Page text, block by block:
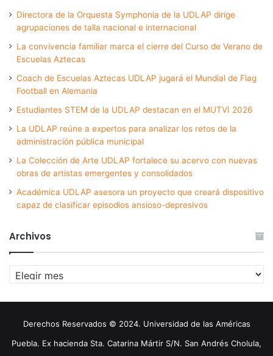
Directora de la Orquesta Symphonia de la UDLAP dirige
agrupaciones de talla nacional e internacional
La convivencia familiar marca el cierre del Curso de Verano de
Escuelas Aztecas
Coach de Escuelas Aztecas UDLAP jugará el Mundial de Flag
Football en Alemania
Estudiantes STEM de la UDLAP destacan en el MUTVI 2026
La UDLAP reúne a expertos para analizar los retos de la
administración pública municipal
La Colección de Arte UDLAP fortalece su acervo con nuevas
obras de artistas emergentes y consolidados
Académica UDLAP asesora un proyecto que creará dispositivo
capaz de clasificar episodios ansioso-depresivos
Archivos
Archivos
Derechos Reservados © 2024. Universidad de las Américas
Puebla. Ex hacienda Sta. Catarina Mártir S/N. San Andrés Cholula,